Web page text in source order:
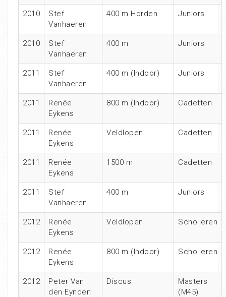
2010
Stef
Vanhaeren
400 m Horden Juniors
2010
Stef
Vanhaeren
400 m Juniors
2011
Stef
Vanhaeren
400 m (Indoor) Juniors
2011
Renée
Eykens
800 m (Indoor) Cadetten
2011
Renée
Eykens
Veldlopen Cadetten
2011
Renée
Eykens
1500 m Cadetten
2011
Stef
Vanhaeren
400 m Juniors
2012
Renée
Eykens
Veldlopen Scholieren
2012
Renée
Eykens
800 m (Indoor) Scholieren
2012
Peter Van
den Eynden
Discus
Masters
(M45)